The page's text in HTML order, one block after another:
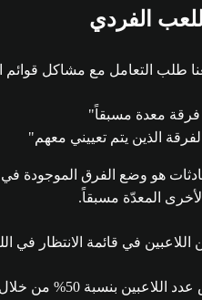
الفردي
طلب التعامل مع مشاكل قوائم
فرقة معدة مسبقاً"
الذين يتم تعييني معهم"
هو وضع الفرق الموجودة
المعدّة مسبقاً.
في قائمة الانتظار